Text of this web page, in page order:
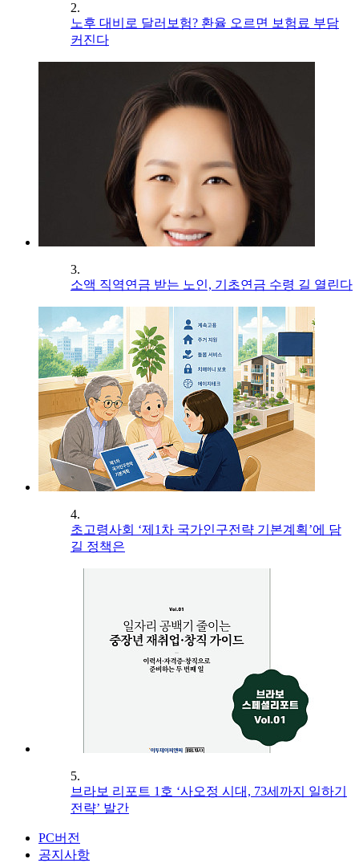
2.
노후 대비로 달러보험? 환율 오르면 보험료 부담
커진다
3.
소액 직역연금 받는 노인, 기초연금 수령 길 열린다
4.
초고령사회 ‘제1차 국가인구전략 기본계획’에 담
길 정책은
5.
브라보 리포트 1호 ‘사오정 시대, 73세까지 일하기
전략’ 발간
PC버전
공지사항